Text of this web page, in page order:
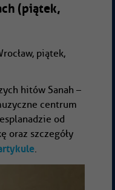
(piątek,
piątek,
hitów Sanah –
centrum
od
oraz szczegóły
.